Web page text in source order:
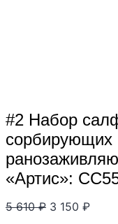
#2 Набор
сорбирующих
«Артис»:
5 610₽ 3 150 ₽